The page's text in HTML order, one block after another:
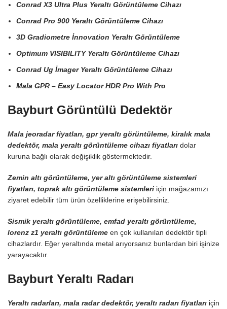
Conrad X3 Ultra Plus Yeraltı Görüntüleme Cihazı
Conrad Pro 900 Yeraltı Görüntüleme Cihazı
3D Gradiometre İnnovation Yeraltı Görüntüleme
Optimum VISIBILITY Yeraltı Görüntüleme Cihazı
Conrad Ug İmager Yeraltı Görüntüleme Cihazı
Mala GPR – Easy Locator HDR Pro With Pro
Bayburt Görüntülü Dedektör
Mala jeoradar fiyatları, gpr yeraltı görüntüleme, kiralık mala
dedektör, mala yeraltı görüntüleme cihazı fiyatları dolar
kuruna bağlı olarak değişiklik göstermektedir.
Zemin altı görüntüleme, yer altı görüntüleme sistemleri
fiyatları, toprak altı görüntüleme sistemleri için mağazamızı
ziyaret edebilir tüm ürün özelliklerine erişebilirsiniz.
Sismik yeraltı görüntüleme, emfad yeraltı görüntüleme,
lorenz z1 yeraltı görüntüleme en çok kullanılan dedektör tipli
cihazlardır. Eğer yeraltında metal arıyorsanız bunlardan biri işinize
yarayacaktır.
Bayburt Yeraltı Radarı
Yeraltı radarları, mala radar dedektör, yeraltı radarı fiyatları için